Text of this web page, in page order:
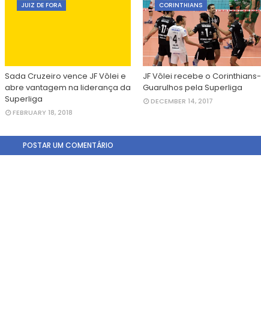
JUIZ DE FORA
Sada Cruzeiro vence JF Vôlei e
abre vantagem na liderança da
Superliga
FEBRUARY 18, 2018
CORINTHIANS
JF Vôlei recebe o Corinthians-
Guarulhos pela Superliga
DECEMBER 14, 2017
POSTAR UM COMENTÁRIO